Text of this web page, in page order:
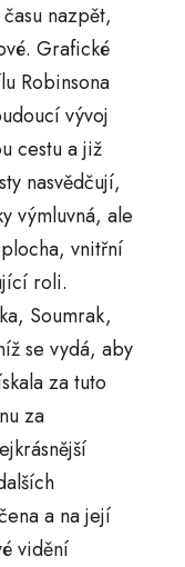
nazpět,
Grafické
Robinsona
vývoj
cestu a již
nasvědčují,
výmluvná, ale
vnitřní
roli.
Soumrak,
se vydá, aby
za tuto
za
a na její
vidění